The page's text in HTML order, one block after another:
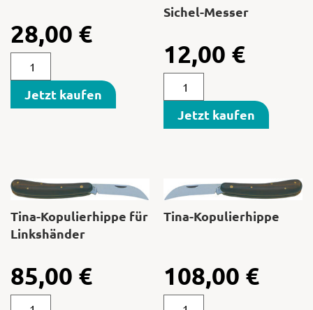
28,00 €
Jetzt kaufen
Sichel-Messer
12,00 €
Jetzt kaufen
Tina-Kopulierhippe für
Linkshänder
85,00 €
Tina-Kopulierhippe
108,00 €